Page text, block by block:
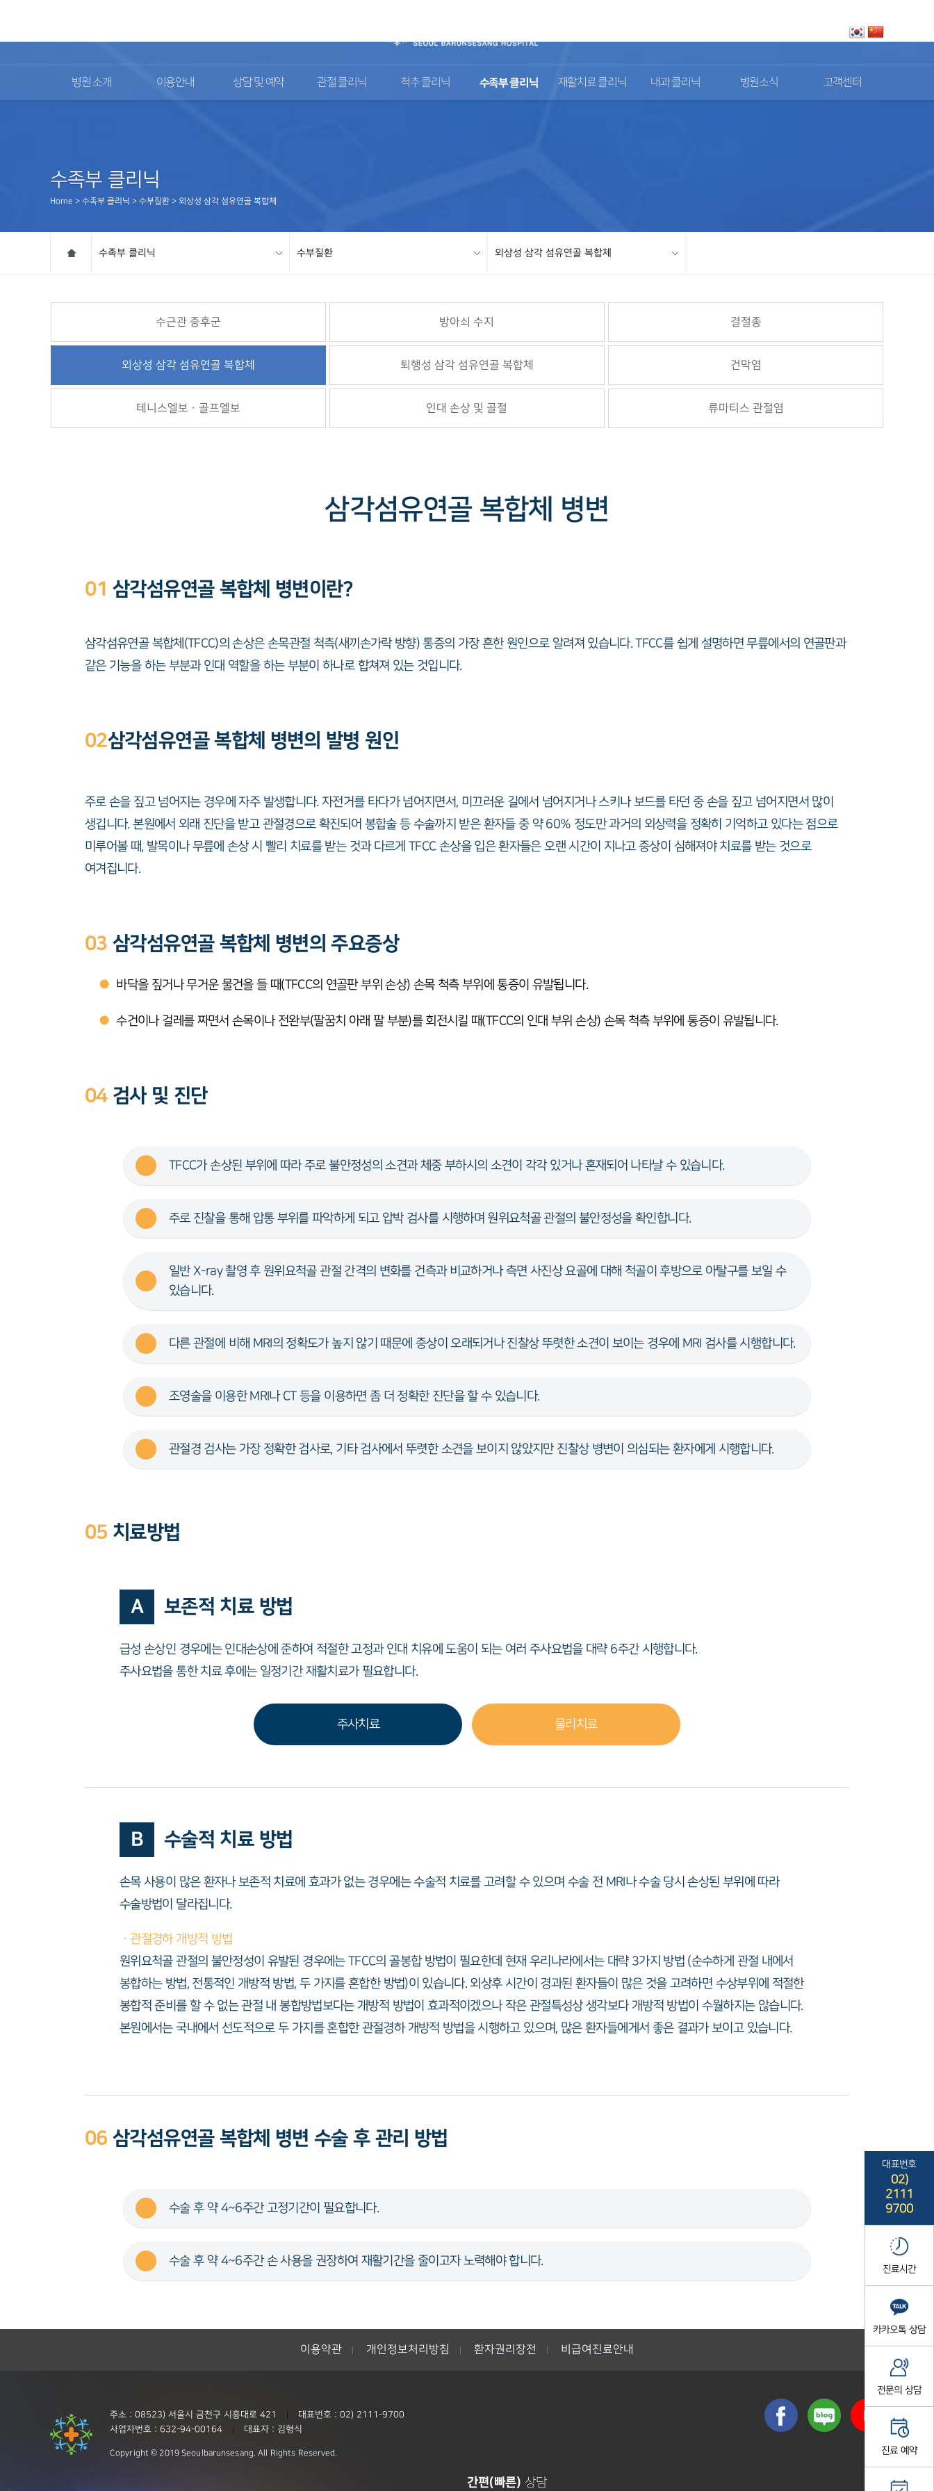
병원 소개 이용안내 상담 및 예약 관절 클리닉 척추 클리닉 수족부 클리닉 재활치료 클리닉 내과 클리닉 병원소식 고객센터
수족부 클리닉
Home > 수족부 클리닉 > 수부질환 > 외상성 삼각 섬유연골 복합체
수족부 클리닉 수부질환 외상성 삼각 섬유연골 복합체
수근관 증후군 방아쇠 수지 결절종
외상성 삼각 섬유연골 복합체 퇴행성 삼각 섬유연골 복합체 건막염
테니스엘보ㆍ골프엘보 인대 손상 및 골절 류마티스 관절염
삼각섬유연골 복합체 병변
01 삼각섬유연골 복합체 병변이란?
삼각섬유연골 복합체(TFCC)의 손상은 손목관절 척측(새끼손가락 방향) 통증의 가장 흔한 원인으로 알려져 있습니다. TFCC를 쉽게 설명하면 무릎에서의 연골판과
같은 기능을 하는 부분과 인대 역할을 하는 부분이 하나로 합쳐져 있는 것입니다.
02삼각섬유연골 복합체 병변의 발병 원인
주로 손을 짚고 넘어지는 경우에 자주 발생합니다. 자전거를 타다가 넘어지면서, 미끄러운 길에서 넘어지거나 스키나 보드를 타던 중 손을 짚고 넘어지면서 많이
생깁니다. 본원에서 외래 진단을 받고 관절경으로 확진되어 봉합술 등 수술까지 받은 환자들 중 약 60% 정도만 과거의 외상력을 정확히 기억하고 있다는 점으로
미루어볼 때, 발목이나 무릎에 손상 시 빨리 치료를 받는 것과 다르게 TFCC 손상을 입은 환자들은 오랜 시간이 지나고 증상이 심해져야 치료를 받는 것으로
여겨집니다.
03 삼각섬유연골 복합체 병변의 주요증상
● 바닥을 짚거나 무거운 물건을 들 때(TFCC의 연골판 부위 손상) 손목 척측 부위에 통증이 유발됩니다.
● 수건이나 걸레를 짜면서 손목이나 전완부(팔꿈치 아래 팔 부분)를 회전시킬 때(TFCC의 인대 부위 손상) 손목 척측 부위에 통증이 유발됩니다.
04검사 및 진단
TFCC가 손상된 부위에 따라 주로 불안정성의 소견과 체중 부하시의 소견이 각각 있거나 혼재되어 나타날 수 있습니다.
주로 진찰을 통해 압통 부위를 파악하게 되고 압박 검사를 시행하며 원위요척골 관절의 불안정성을 확인합니다.
일반 X-ray 촬영 후 원위요척골 관절 간격의 변화를 건측과 비교하거나 측면 사진상 요골에 대해 척골이 후방으로 아탈구를 보일 수
있습니다.
다른 관절에 비해 MRI의 정확도가 높지 않기 때문에 증상이 오래되거나 진찰상 뚜렷한 소견이 보이는 경우에 MRI 검사를 시행합니다.
조영술을 이용한 MRI나 CT 등을 이용하면 좀 더 정확한 진단을 할 수 있습니다.
관절경 검사는 가장 정확한 검사로, 기타 검사에서 뚜렷한 소견을 보이지 않았지만 진찰상 병변이 의심되는 환자에게 시행합니다.
05 치료방법
A 보존적 치료 방법
급성 손상인 경우에는 인대손상에 준하여 적절한 고정과 인대 치유에 도움이 되는 여러 주사요법을 대략 6주간 시행합니다.
주사요법을 통한 치료 후에는 일정기간 재활치료가 필요합니다.
주사치료 물리치료
B 수술적 치료 방법
손목 사용이 많은 환자나 보존적 치료에 효과가 없는 경우에는 수술적 치료를 고려할 수 있으며 수술 전 MRI나 수술 당시 손상된 부위에 따라
수술방법이 달라집니다.
ㆍ관절경하 개방적 방법
원위요척골 관절의 불안정성이 유발된 경우에는 TFCC의 골봉합 방법이 필요한데 현재 우리나라에서는 대략 3가지 방법 (순수하게 관절 내에서
봉합하는 방법, 전통적인 개방적 방법, 두 가지를 혼합한 방법)이 있습니다. 외상후 시간이 경과된 환자들이 많은 것을 고려하면 수상부위에 적절한
봉합적 준비를 할 수 없는 관절 내 봉합방법보다는 개방적 방법이 효과적이겠으나 작은 관절특성상 생각보다 개방적 방법이 수월하지는 않습니다.
본원에서는 국내에서 선도적으로 두 가지를 혼합한 관절경하 개방적 방법을 시행하고 있으며, 많은 환자들에게서 좋은 결과가 보이고 있습니다.
06 삼각섬유연골 복합체 병변 수술 후 관리 방법
수술 후 약 4~6주간 고정기간이 필요합니다.
수술 후 약 4~6주간 손 사용을 권장하여 재활기간을 줄이고자 노력해야 합니다.
대표번호
02)
2111
9700
진료시간
카카오톡 상담
전문의 상담
진료 예약
이용약관 개인정보처리방침 환자권리장전 비급여진료안내
주소 : 08523) 서울시 금천구 시흥대로 421
대표번호 : 02) 2111-9700
사업자번호 : 632-94-00164
대표자 : 김형식
Copyright © 2019 Seoulbarunsesang. All Rights Reserved.
간편(빠른) 상담